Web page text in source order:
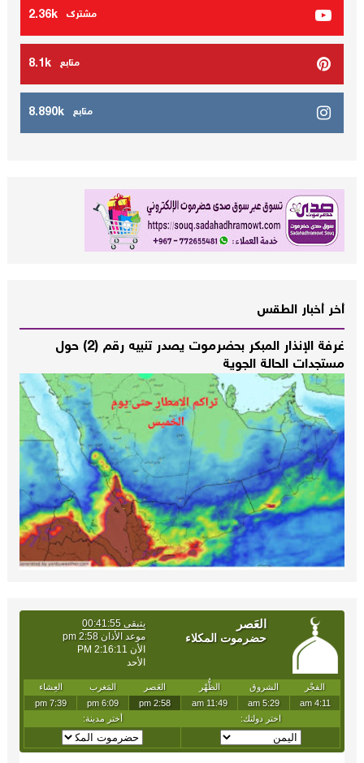
2.36k مشترك
8.1k متابع
8.890k متابع
أخر أخبار الطقس
غرفة الإنذار المبكر بحضرموت يصدر تنبيه رقم (2) حول
مستجدات الحالة الجوية